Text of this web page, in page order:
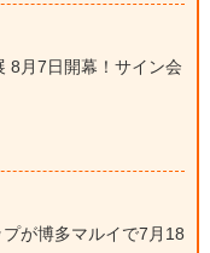
8月7日開幕！サイン会
が博多マルイで7月18